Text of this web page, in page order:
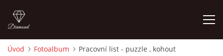
Úvod Fotoalbum Pracovní list - puzzle , kohout